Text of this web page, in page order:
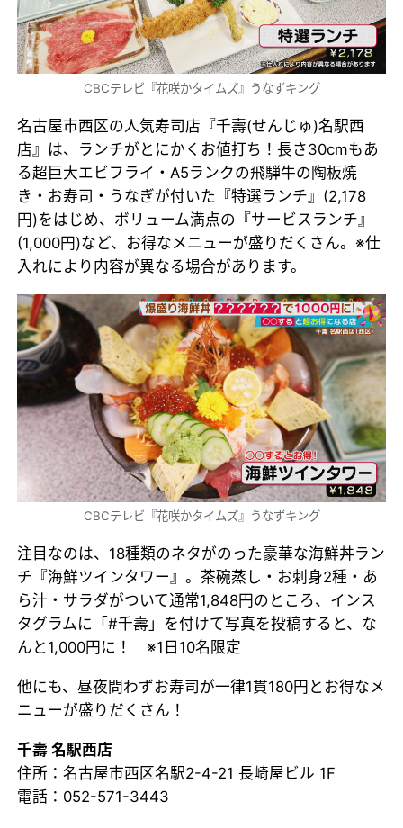
CBCテレビ『花咲かタイムズ』うなずキング
名古屋市西区の人気寿司店『千壽(せんじゅ)名駅西
店』は、ランチがとにかくお値打ち！長さ30cmもあ
る超巨大エビフライ・A5ランクの飛騨牛の陶板焼
き・お寿司・うなぎが付いた『特選ランチ』(2,178
円)をはじめ、ボリューム満点の『サービスランチ』
(1,000円)など、お得なメニューが盛りだくさん。※仕
入れにより内容が異なる場合があります。
CBCテレビ『花咲かタイムズ』うなずキング
注目なのは、18種類のネタがのった豪華な海鮮丼ラン
チ『海鮮ツインタワー』。茶碗蒸し・お刺身2種・あ
ら汁・サラダがついて通常1,848円のところ、インス
タグラムに「#千壽」を付けて写真を投稿すると、な
んと1,000円に！ ※1日10名限定
他にも、昼夜問わずお寿司が一律1貫180円とお得なメ
ニューが盛りだくさん！
千壽 名駅西店
住所：名古屋市西区名駅2-4-21 長崎屋ビル 1F
電話：052-571-3443